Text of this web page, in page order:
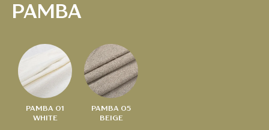
PAMBA
PAMBA 01
WHITE
PAMBA 05
BEIGE